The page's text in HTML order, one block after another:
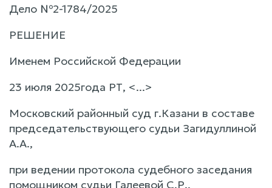
Дело №2-1784/2025
РЕШЕНИЕ
Именем Российской Федерации
23 июля 2025года РТ, <...>
Московский районный суд г.Казани в составе
председательствующего судьи Загидуллиной
А.А.,
при ведении протокола судебного заседания
помощником судьи Галеевой С.Р.,